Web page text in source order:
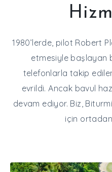
1980’lerde, pilot Robert
etmesiyle başlayan
telefonlarla takip
evrildi. Ancak bavul
devam ediyor. Biz,
için ortadan